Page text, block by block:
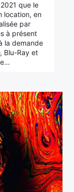
que le
location, en
par
à présent
la demande
Blu-Ray et